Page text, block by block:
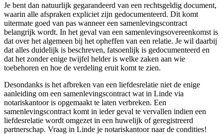
Je bent dan natuurlijk gegarandeerd van een rechtsgeldig document,
waarin alle afspraken expliciet zijn gedocumenteerd. Dit komt
uitermate goed van pas wanneer een samenlevingscontract
belangrijk wordt. In het geval van een samenlevingsovereenkomst is
dat over het algemeen bij het opheffen van een relatie. Je wil daarbij
dat alles duidelijk is beschreven, fatsoenlijk is gedocumenteerd en
dat het zonder enige twijfel helder is welke zaken aan wie
toebehoren en hoe de verdeling eruit komt te zien.
Desondanks is het afbreken van een liefdesrelatie niet de enige
aanleiding om een samenlevingscontract wat in Linde via
notariskantoor is opgemaakt te laten verbreken. Een
samenlevingscontract komt in ieder geval te vervallen indien een
liefdesrelatie wordt omgezet in een huwelijk of geregistreerd
partnerschap. Vraag in Linde je notariskantoor naar de condities!